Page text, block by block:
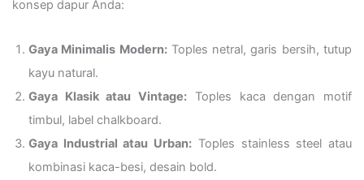
konsep dapur Anda:
Gaya Minimalis Modern:Toples netral, garis bersih, tutup
kayu natural.
Gaya Klasik atau Vintage: Toples kaca dengan motif
timbul, label chalkboard.
Gaya Industrial atau Urban: Toples stainless steel atau
kombinasi kaca-besi, desain bold.